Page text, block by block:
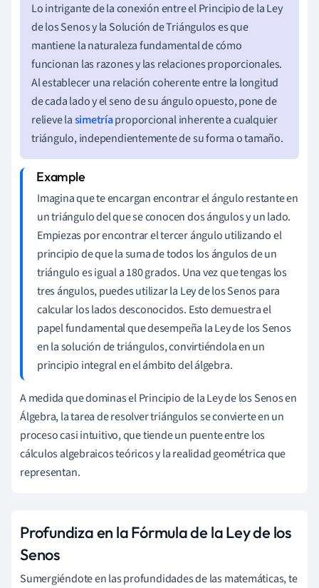
Lo intrigante de la conexión entre el Principio de la Ley
de los Senos y la Solución de Triángulos es que
mantiene la naturaleza fundamental de cómo
funcionan las razones y las relaciones proporcionales.
Al establecer una relación coherente entre la longitud
de cada lado y el seno de su ángulo opuesto, pone de
relieve lasimetríaproporcional inherente a cualquier
triángulo, independientemente de su forma o tamaño.
Imagina que te encargan encontrar el ángulo restante en
un triángulo del que se conocen dos ángulos y un lado.
Empiezas por encontrar el tercer ángulo utilizando el
principio de que la suma de todos los ángulos de un
triángulo es igual a 180 grados. Una vez que tengas los
tres ángulos, puedes utilizar la Ley de los Senos para
calcular los lados desconocidos. Esto demuestra el
papel fundamental que desempeña la Ley de los Senos
en la solución de triángulos, convirtiéndola en un
principio integral en el ámbito del álgebra.
A medida que dominas el Principio de la Ley de los Senos en
Álgebra, la tarea de resolver triángulos se convierte en un
proceso casi intuitivo, que tiende un puente entre los
cálculos algebraicos teóricos y la realidad geométrica que
representan.
Profundiza en la Fórmula de la Ley de los
Senos
Sumergiéndote en las profundidades de las matemáticas, te